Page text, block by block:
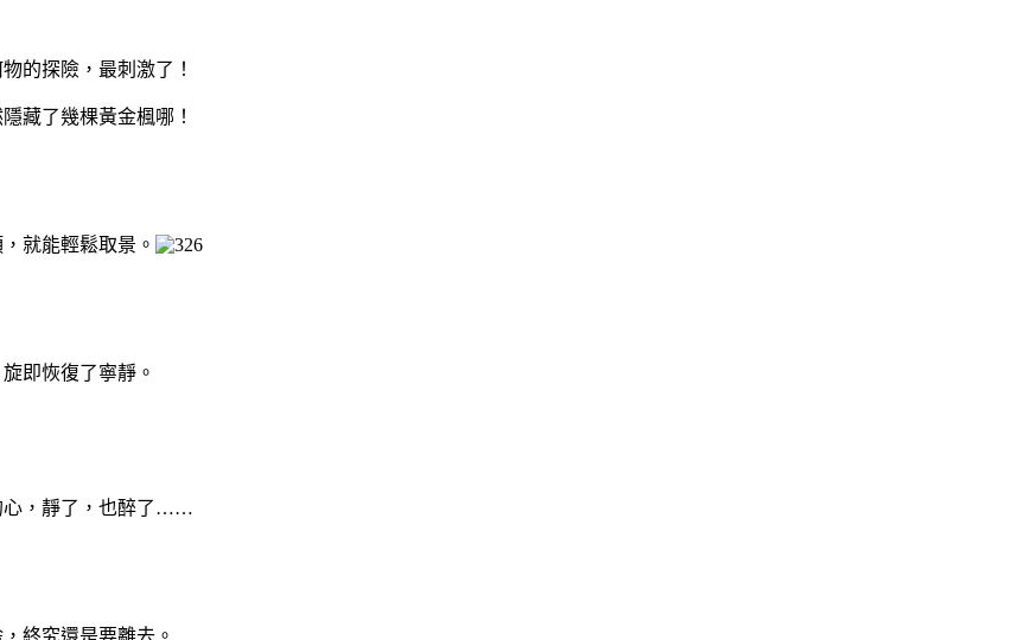
的探險，最刺激了！
藏了幾棵黃金楓哪！
就能輕鬆取景。
即恢復了寧靜。
心，靜了，也醉了……
終究還是要離去。